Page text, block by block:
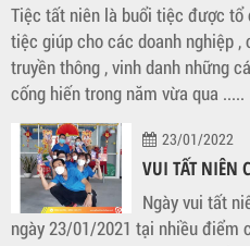
Tiệc tất niên là buổi tiệc được tổ
tiệc giúp cho các doanh nghiệp ,
truyền thông , vinh danh những
cống hiến trong năm vừa qua .....
23/01/2022
VUI TẤT NIÊN
Ngày vui tất
ngày 23/01/2021 tại nhiều điểm